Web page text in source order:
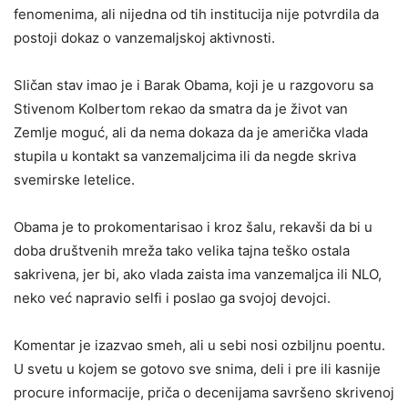
fenomenima, ali nijedna od tih institucija nije potvrdila da
postoji dokaz o vanzemaljskoj aktivnosti.
Sličan stav imao je i Barak Obama, koji je u razgovoru sa
Stivenom Kolbertom rekao da smatra da je život van
Zemlje moguć, ali da nema dokaza da je američka vlada
stupila u kontakt sa vanzemaljcima ili da negde skriva
svemirske letelice.
Obama je to prokomentarisao i kroz šalu, rekavši da bi u
doba društvenih mreža tako velika tajna teško ostala
sakrivena, jer bi, ako vlada zaista ima vanzemaljca ili NLO,
neko već napravio selfi i poslao ga svojoj devojci.
Komentar je izazvao smeh, ali u sebi nosi ozbiljnu poentu.
U svetu u kojem se gotovo sve snima, deli i pre ili kasnije
procure informacije, priča o decenijama savršeno skrivenoj